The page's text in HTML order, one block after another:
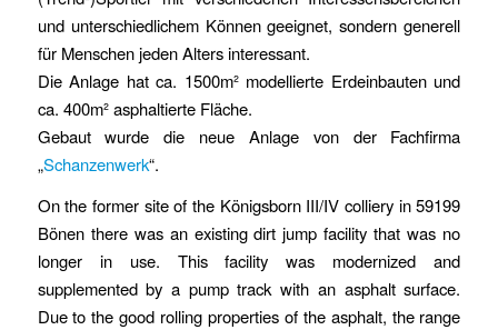
und unterschiedlichem Können geeignet, sondern generell
für Menschen jeden Alters interessant.
Die Anlage hat ca. 1500m² modellierte Erdeinbauten und
ca. 400m² asphaltierte Fläche.
Gebaut wurde die neue Anlage von der Fachfirma
„Schanzenwerk“.
On the former site of the Königsborn III/IV colliery in 59199
Bönen there was an existing dirt jump facility that was no
longer in use. This facility was modernized and
supplemented by a pump track with an asphalt surface.
Due to the good rolling properties of the asphalt, the range